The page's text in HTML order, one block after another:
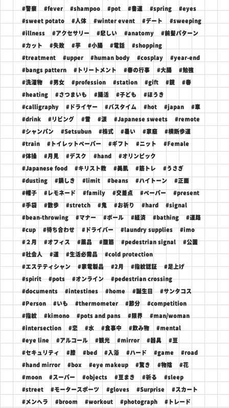
#警察 #fever #shampoo #pot #書道 #spring #eyes
#sweet potato #人体 #winter event #デート #sweeping
#illness #アクセサリー #悲しい #anatomy #前髪パターン
#カット #失敗 #芋 #小腸 #電話 #shopping
#treatment #upper #human body #cosplay #year-end
#bangs pattern #トリートメント #春の行事 #大腸 #勉強
#洗濯物 #男女 #profession #station #gift #鏡 #春
#heating #さつまいも #腸活 #子ども #ほうき
#calligraphy #ドライヤー #バスタイム #hot #japan #車
#drink #リビング #雪 #涙 #Japanese sweets #remote
#シャンパン #Setsubun #株式 #暑い #家庭 #横断歩道
#train #トイレットペーパー #ギフト #ニット #Female
#体操 #月見 #デスク #hand #オリンピック
#Japanese food #キリスト教 #美肌 #筋トレ #うさぎ
#dusting #鍋しき #limit #beans #ハイトーン #正面
#帽子 #レモネード #family #交差点 #ペーパー #present
#手袋 #散歩 #stretch #鬼 #お祈り #hard #signal
#bean-throwing #マナー #ボール #経済 #bathing #道路
#cup #待ち合わせ #ドライバー #laundry supplies #imo
#２月 #オフィス #薬品 #腹筋 #pedestrian signal #公園
#社会人 #道 #生活必需品 #cold protection
#エステティシャン #家電製品 #2月 #指紋認証 #足上げ
#spirit #pots #オンライン #pedestrian crossing
#documents #intestines #home #誕生日 #サンタコス
#Person #いも #thermometer #節分 #competition
#指紋 #kimono #pots and pans #限界 #man/woman
#intersection #恋 #水 #食事中 #飲み物 #mental
#eye line #アルコール #観光 #mirror #器具 #豆
#セキュリティ #膝 #bed #入浴 #ハード #game #road
#hand mirror #box #eye makeup #驚き #物陰 #花
#moon #スーパー #objects #豆まき #祈る #sleep
#street #モータースポーツ #gloves #Surprise #スカート
#メンヘラ #broom #workout #photograph #トレード